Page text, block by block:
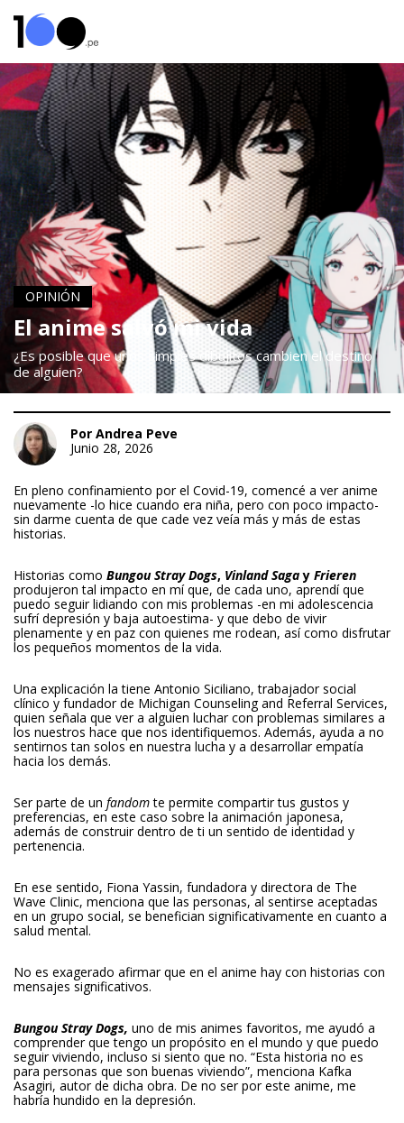
OPINIÓN
El anime salvó mi vida
¿Es posible que unos simples dibujitos cambien el destino
de alguien?
Por Andrea Peve
Junio 28, 2026
En pleno confinamiento por el Covid-19, comencé a ver anime
nuevamente -lo hice cuando era niña, pero con poco impacto-
sin darme cuenta de que cade vez veía más y más de estas
historias.
Historias como Bungou Stray Dogs, Vinland Sagay Frieren
produjeron tal impacto en mí que, de cada uno, aprendí que
puedo seguir lidiando con mis problemas -en mi adolescencia
sufrí depresión y baja autoestima- y que debo de vivir
plenamente y en paz con quienes me rodean, así como disfrutar
los pequeños momentos de la vida.
Una explicación la tiene Antonio Siciliano, trabajador social
clínico y fundador de Michigan Counseling and Referral Services,
quien señala que ver a alguien luchar con problemas similares a
los nuestros hace que nos identifiquemos. Además, ayuda a no
sentirnos tan solos en nuestra lucha y a desarrollar empatía
hacia los demás.
Ser parte de un fandomte permite compartir tus gustos y
preferencias, en este caso sobre la animación japonesa,
además de construir dentro de ti un sentido de identidad y
pertenencia.
En ese sentido, Fiona Yassin, fundadora y directora de The
Wave Clinic, menciona que las personas, al sentirse aceptadas
en un grupo social, se benefician significativamente en cuanto a
salud mental.
No es exagerado afirmar que en el anime hay con historias con
mensajes significativos.
Bungou Stray Dogs, uno de mis animes favoritos, me ayudó a
comprender que tengo un propósito en el mundo y que puedo
seguir viviendo, incluso si siento que no. “Esta historia no es
para personas que son buenas viviendo”, menciona Kafka
Asagiri, autor de dicha obra. De no ser por este anime, me
habría hundido en la depresión.